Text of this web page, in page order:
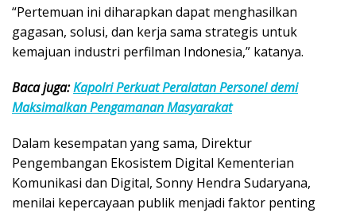
“Pertemuan ini diharapkan dapat menghasilkan
gagasan, solusi, dan kerja sama strategis untuk
kemajuan industri perfilman Indonesia,” katanya.
Baca juga:Kapolri Perkuat Peralatan Personel demi
Maksimalkan Pengamanan Masyarakat
Dalam kesempatan yang sama, Direktur
Pengembangan Ekosistem Digital Kementerian
Komunikasi dan Digital, Sonny Hendra Sudaryana,
menilai kepercayaan publik menjadi faktor penting